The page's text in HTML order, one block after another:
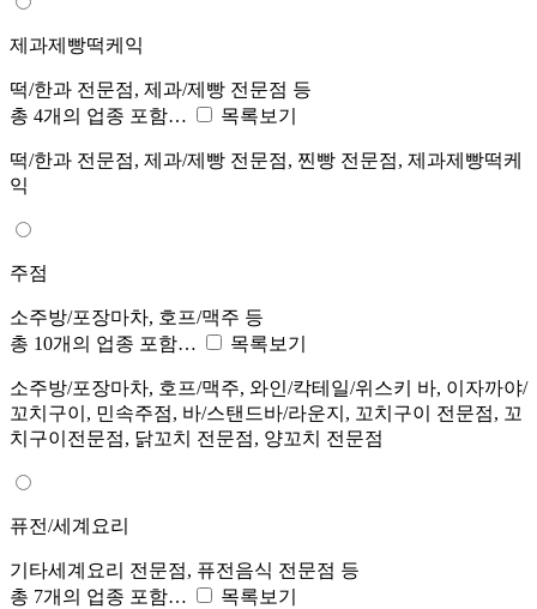
제과제빵떡케익
떡/한과 전문점, 제과/제빵 전문점 등
총 4개의 업종 포함…
목록보기
떡/한과 전문점, 제과/제빵 전문점, 찐빵 전문점, 제과제빵떡케
익
주점
소주방/포장마차, 호프/맥주 등
총 10개의 업종 포함…
목록보기
소주방/포장마차, 호프/맥주, 와인/칵테일/위스키 바, 이자까야/
꼬치구이, 민속주점, 바/스탠드바/라운지, 꼬치구이 전문점, 꼬
치구이전문점, 닭꼬치 전문점, 양꼬치 전문점
퓨전/세계요리
기타세계요리 전문점, 퓨전음식 전문점 등
총 7개의 업종 포함…
목록보기